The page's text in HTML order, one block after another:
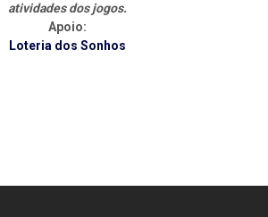
atividades dos jogos.
Apoio:
Loteria dos Sonhos